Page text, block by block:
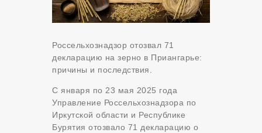
Россельхознадзор отозвал 71
декларацию на зерно в Приангарье:
причины и последствия.
С января по 23 мая 2025 года
Управление Россельхознадзора по
Иркутской области и Республике
Бурятия отозвало 71 декларацию о